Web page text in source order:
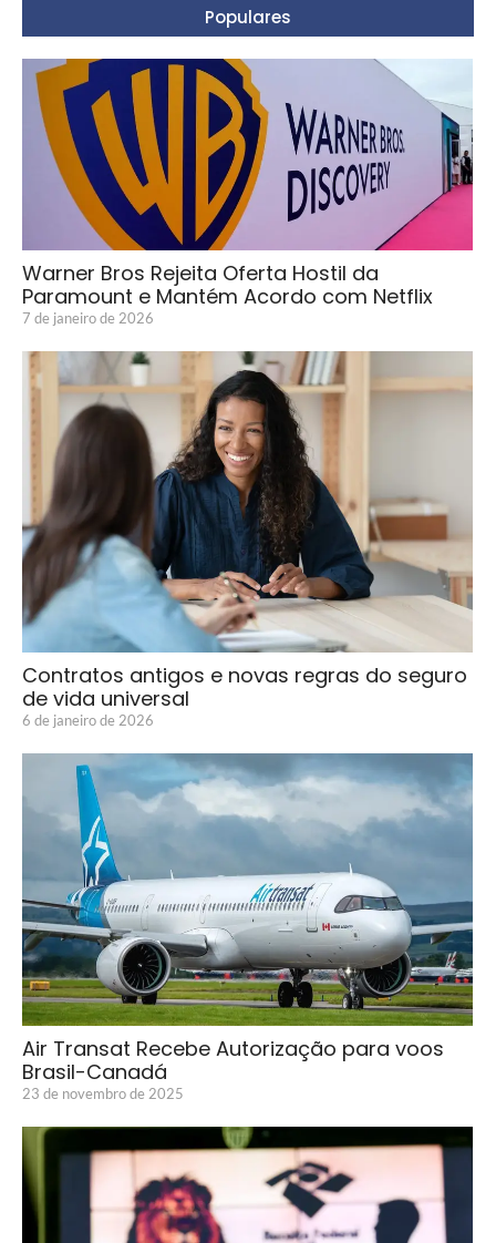
Populares
Warner Bros Rejeita Oferta Hostil da
Paramount e Mantém Acordo com Netflix
7 de janeiro de 2026
Contratos antigos e novas regras do seguro
de vida universal
6 de janeiro de 2026
Air Transat Recebe Autorização para voos
Brasil-Canadá
23 de novembro de 2025